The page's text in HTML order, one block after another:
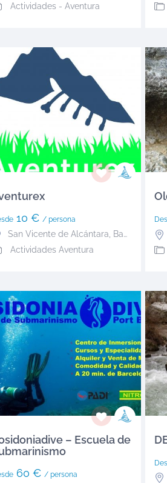
Actividades - Aventura
10 € / persona
San Vicente de Alcántara
Badajoz
Actividades Aventura
– Escuela de
60 € / persona